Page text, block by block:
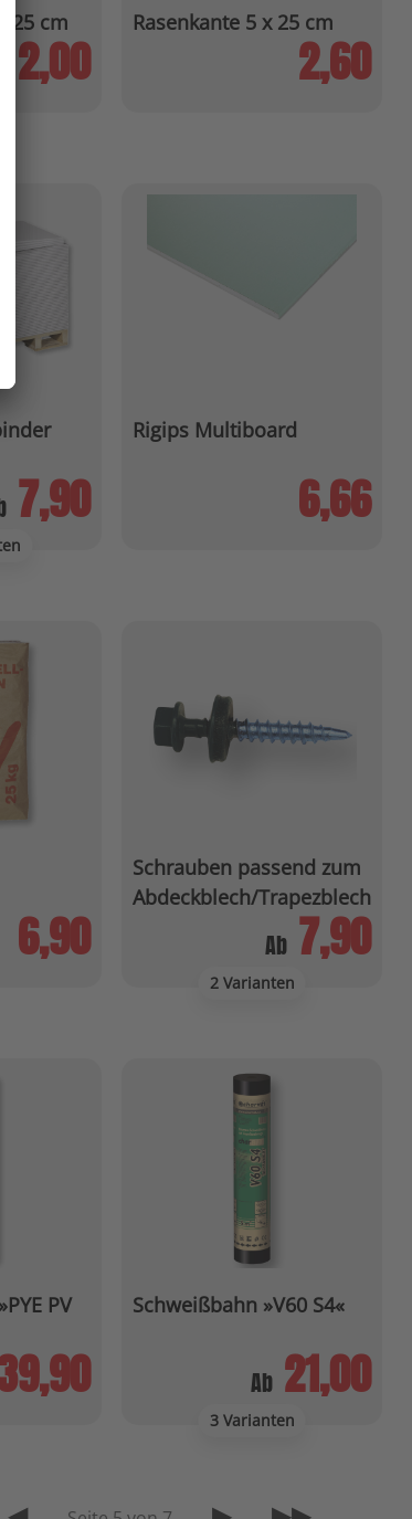
25 cm
2,00
Rasenkante 5 x 25 cm
2,60
7,90
Rigips Multiboard
6,66
6,90
Schrauben passend zum
Abdeckblech/Trapezblech
2 Varianten
Ab 7,90
PV
Schweißbahn »V60 S4«
3 Varianten
Ab 21,00